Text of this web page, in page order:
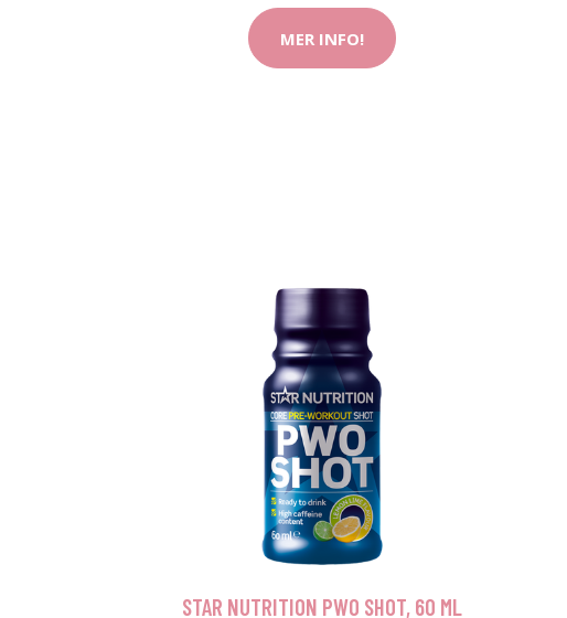
MER INFO!
STAR NUTRITION PWO SHOT, 60 ML